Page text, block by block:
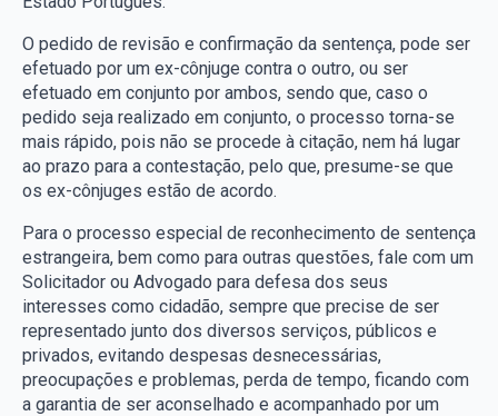
O pedido de revisão e confirmação da sentença, pode ser
efetuado por um ex-cônjuge contra o outro, ou ser
efetuado em conjunto por ambos, sendo que, caso o
pedido seja realizado em conjunto, o processo torna-se
mais rápido, pois não se procede à citação, nem há lugar
ao prazo para a contestação, pelo que, presume-se que
os ex-cônjuges estão de acordo.
Para o processo especial de reconhecimento de sentença
estrangeira, bem como para outras questões, fale com um
Solicitador ou Advogado para defesa dos seus
interesses como cidadão, sempre que precise de ser
representado junto dos diversos serviços, públicos e
privados, evitando despesas desnecessárias,
preocupações e problemas, perda de tempo, ficando com
a garantia de ser aconselhado e acompanhado por um